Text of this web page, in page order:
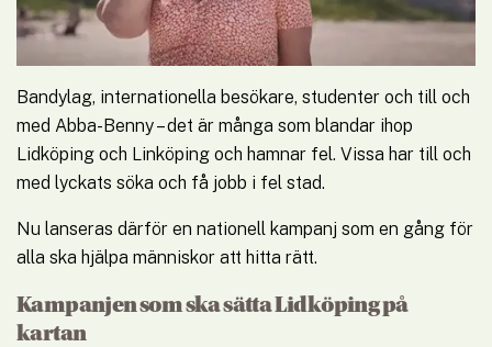
Bandylag, internationella besökare, studenter och till och
med Abba-Benny – det är många som blandar ihop
Lidköping och Linköping och hamnar fel. Vissa har till och
med lyckats söka och få jobb i fel stad.
Nu lanseras därför en nationell kampanj som en gång för
alla ska hjälpa människor att hitta rätt.
Kampanjen som ska sätta Lidköping på
kartan